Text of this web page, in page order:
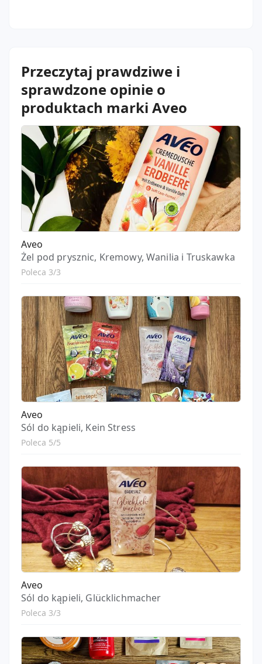
Przeczytaj prawdziwe i
sprawdzone opinie o
produktach marki Aveo
Aveo
Żel pod prysznic, Kremowy, Wanilia i Truskawka
Poleca 3/3
Aveo
Sól do kąpieli, Kein Stress
Poleca 5/5
Aveo
Sól do kąpieli, Glücklichmacher
Poleca 3/3